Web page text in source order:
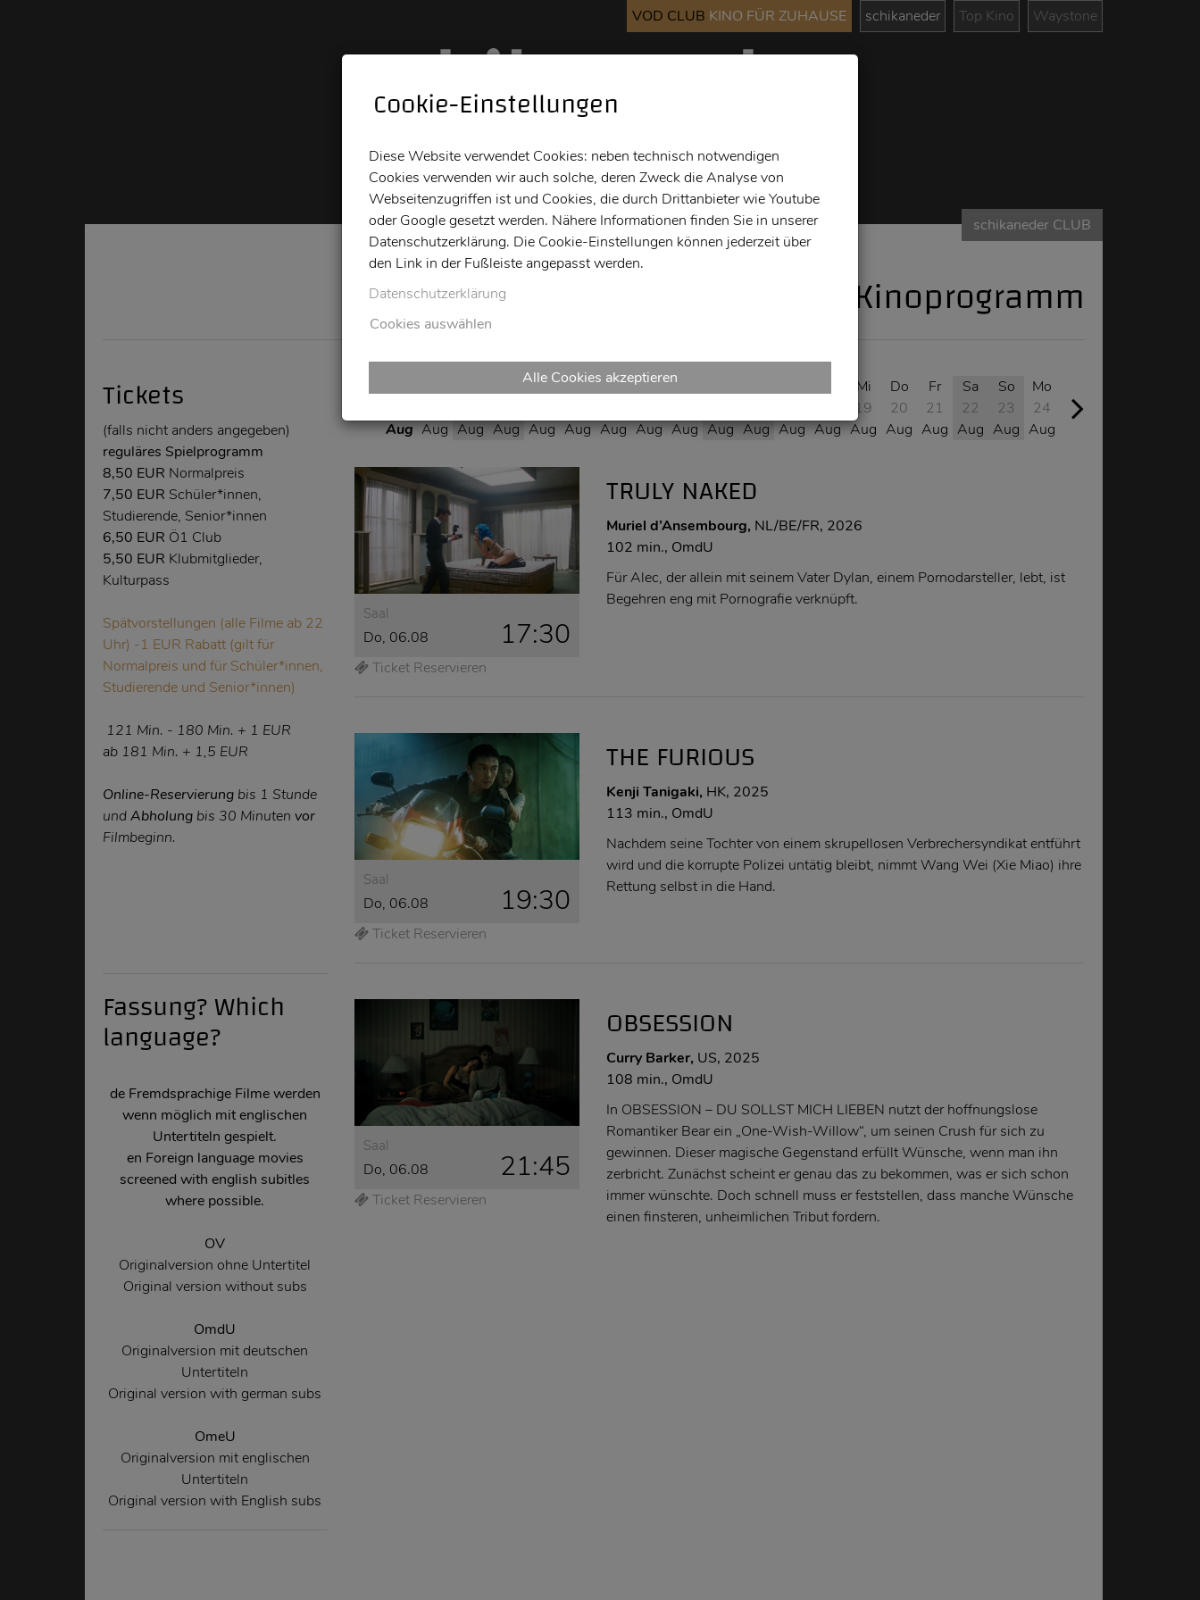
VOD CLUB KINO FÜR ZUHAUSE schikaneder Top Kino Waystone
Kino Bar Info
schikaneder CLUB
Kinoprogramm
Tickets
(falls nicht anders angegeben)
reguläres Spielprogramm
8,50 EUR Normalpreis
7,50 EUR Schüler*innen,
Studierende, Senior*innen
6,50 EUR Ö1 Club
5,50 EUR Klubmitglieder,
Kulturpass
Spätvorstellungen (alle Filme ab 22
Uhr) -1 EUR Rabatt (gilt für
Normalpreis und für Schüler*innen,
Studierende und Senior*innen)
121 Min. - 180 Min. + 1 EUR
ab 181 Min. + 1,5 EUR
Online-Reservierungbis 1 Stunde
undAbholungbis 30 Minuten vor
Filmbeginn.
Fassung? Which
language?
de Fremdsprachige Filme werden
wenn möglich mit englischen
Untertiteln gespielt.
en Foreign language movies
screened with english subitles
where possible.
OV
Originalversion ohne Untertitel
Original version without subs
OmdU
Originalversion mit deutschen
Untertiteln
Original version with german subs
OmeU
Originalversion mit englischen
Untertiteln
Original version with English subs
Aug Aug Aug Aug
Mo
Aug
Di
Aug
Mi
Aug
Do
Aug Aug Aug Aug Aug Aug
Mi
19
Aug
Do
20
Aug
Fr
21
Aug
Sa
22
Aug
So
23
Aug
Mo
24
Aug
25
Saal
Do, 06.08 17:30
Ticket Reservieren
TRULY NAKED
Muriel d’Ansembourg, NL/BE/FR, 2026
102 min., OmdU
Für Alec, der allein mit seinem Vater Dylan, einem Pornodarsteller, lebt, ist
Begehren eng mit Pornografie verknüpft.
Saal
Do, 06.08 19:30
Ticket Reservieren
THE FURIOUS
Kenji Tanigaki, HK, 2025
113 min., OmdU
Nachdem seine Tochter von einem skrupellosen Verbrechersyndikat entführt
wird und die korrupte Polizei untätig bleibt, nimmt Wang Wei (Xie Miao) ihre
Rettung selbst in die Hand.
Saal
Do, 06.08 21:45
Ticket Reservieren
OBSESSION
Curry Barker, US, 2025
108 min., OmdU
In OBSESSION – DU SOLLST MICH LIEBEN nutzt der hoffnungslose
Romantiker Bear ein „One-Wish-Willow“, um seinen Crush für sich zu
gewinnen. Dieser magische Gegenstand erfüllt Wünsche, wenn man ihn
zerbricht. Zunächst scheint er genau das zu bekommen, was er sich schon
immer wünschte. Doch schnell muss er feststellen, dass manche Wünsche
einen finsteren, unheimlichen Tribut fordern.
Cookie-Einstellungen
Diese Website verwendet Cookies: neben technisch notwendigen
Cookies verwenden wir auch solche, deren Zweck die Analyse von
Webseitenzugriffen ist und Cookies, die durch Drittanbieter wie Youtube
oder Google gesetzt werden. Nähere Informationen finden Sie in unserer
Datenschutzerklärung. Die Cookie-Einstellungen können jederzeit über
den Link in der Fußleiste angepasst werden.
Datenschutzerklärung
Cookies auswählen
Alle Cookies akzeptieren